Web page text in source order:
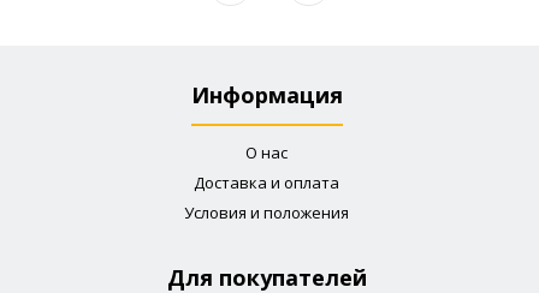
Информация
О нас
Доставка и оплата
Условия и положения
Для покупателей